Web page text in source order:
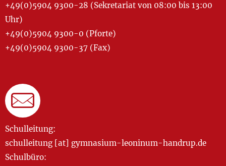
+49(0)5904 9300-28 (Sekretariat von 08:00 bis 13:00
Uhr)
+49(0)5904 9300-0 (Pforte)
+49(0)5904 9300-37 (Fax)
Schulleitung:
schulleitung [at] gymnasium-leoninum-handrup.de
Schulbüro: